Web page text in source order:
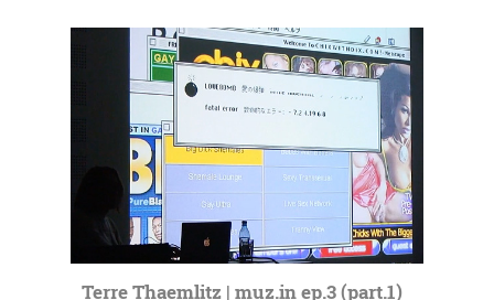
Terre Thaemlitz | muz.in ep.3 (part.1)